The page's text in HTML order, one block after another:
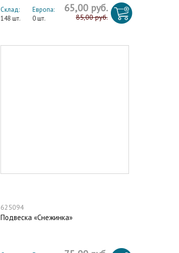
Склад:
148 шт.
Европа:
0 шт.
65,00 руб.
85,00 руб.
625094
Подвеска «Снежинка»